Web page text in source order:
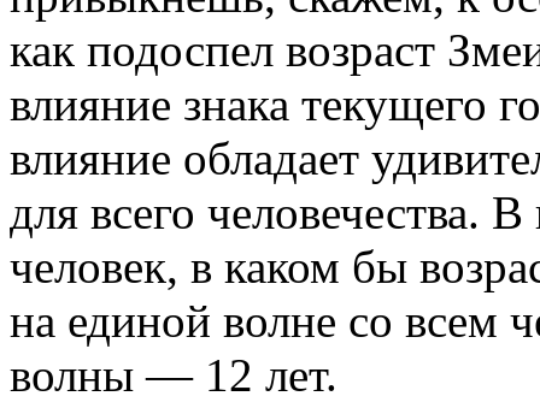
как подоспел возраст
влияние знака текущего
влияние обладает
для всего человечества.
человек, в каком бы
на единой волне со всем
волны — 12 лет.